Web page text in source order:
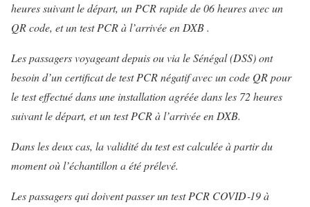
heures suivant le départ, un PCR rapide de 06 heures avec un
QR code, et un test PCR à l’arrivée en DXB .
Les passagers voyageant depuis ou via le Sénégal (DSS) ont
besoin d’un certificat de test PCR négatif avec un code QR pour
le test effectué dans une installation agréée dans les 72 heures
suivant le départ, et un test PCR à l’arrivée en DXB.
Dans les deux cas, la validité du test est calculée à partir du
moment où l’échantillon a été prélevé.
Les passagers qui doivent passer un test PCR COVID‑19 à